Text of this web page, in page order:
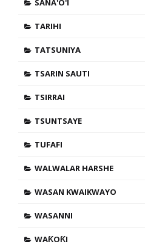
SANA'O'I
TARIHI
TATSUNIYA
TSARIN SAUTI
TSIRRAI
TSUNTSAYE
TUFAFI
WALWALAR HARSHE
WASAN KWAIKWAYO
WASANNI
WAƘOƘI